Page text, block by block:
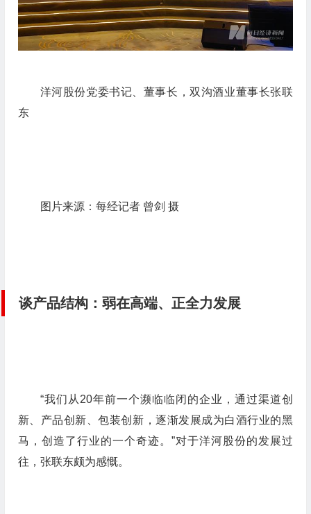
洋河股份党委书记、董事长，双沟酒业董事长张联
东
图片来源：每经记者 曾剑 摄
谈产品结构：弱在高端、正全力发展
“我们从20年前一个濒临临闭的企业，通过渠道创
新、产品创新、包装创新，逐渐发展成为白酒行业的黑
马，创造了行业的一个奇迹。”对于洋河股份的发展过
往，张联东颇为感慨。